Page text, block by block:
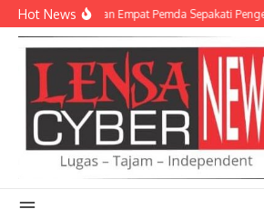
Lewati ke konten
Hot NewsTNI AD dan Empat Pemda Sepakati